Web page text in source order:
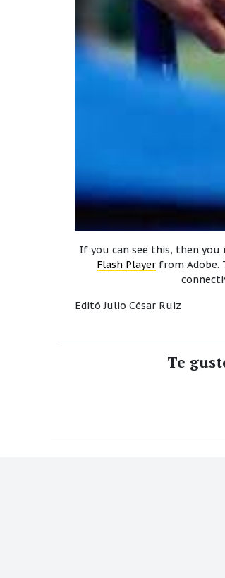
If you can see this, then you
Flash Playerfrom Adobe.
Editó Julio César Ruiz
Te